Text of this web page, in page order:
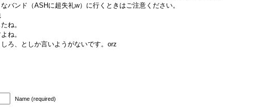
バンド（ASHに超失礼w）に行くときはご注意ください。
ね。
ね。
ろ、としか言いようがないです。orz
Name (required)